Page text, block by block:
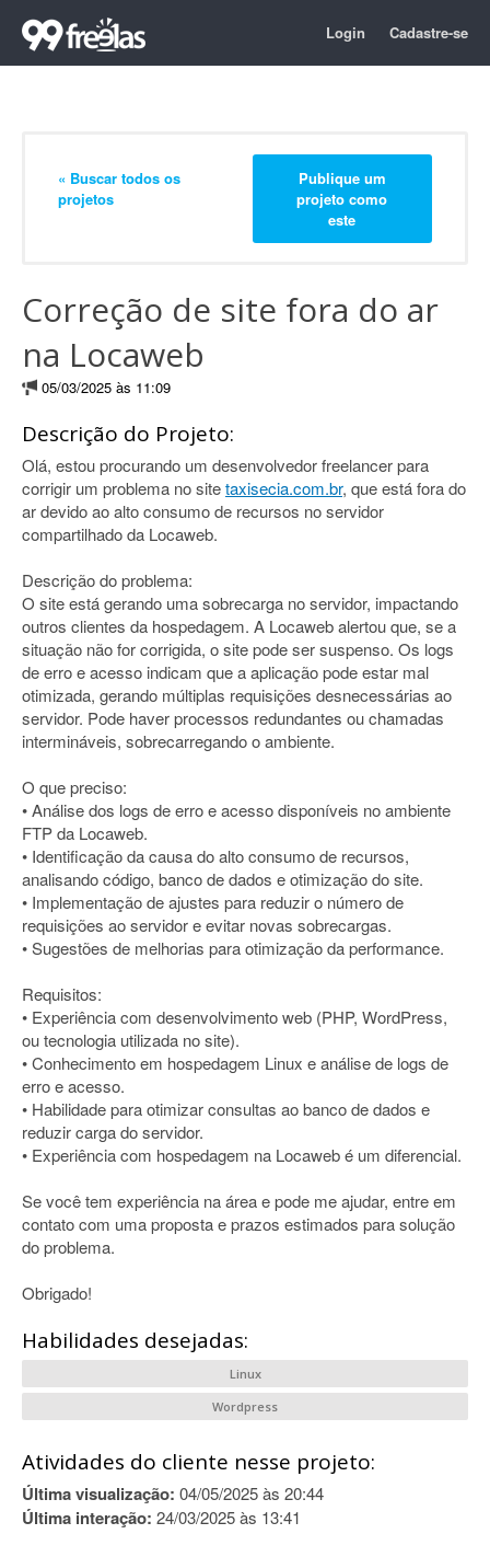
Login Cadastre-se
« Buscar todos os
projetos
Publique um
projeto como
este
Correção de site fora do ar
na Locaweb
05/03/2025 às 11:09
Descrição do Projeto:
Olá, estou procurando um desenvolvedor freelancer para
corrigir um problema no sitetaxisecia.com.br, que está fora do
ar devido ao alto consumo de recursos no servidor
compartilhado da Locaweb.
Descrição do problema:
O site está gerando uma sobrecarga no servidor, impactando
outros clientes da hospedagem. A Locaweb alertou que, se a
situação não for corrigida, o site pode ser suspenso. Os logs
de erro e acesso indicam que a aplicação pode estar mal
otimizada, gerando múltiplas requisições desnecessárias ao
servidor. Pode haver processos redundantes ou chamadas
intermináveis, sobrecarregando o ambiente.
O que preciso:
• Análise dos logs de erro e acesso disponíveis no ambiente
FTP da Locaweb.
• Identificação da causa do alto consumo de recursos,
analisando código, banco de dados e otimização do site.
• Implementação de ajustes para reduzir o número de
requisições ao servidor e evitar novas sobrecargas.
• Sugestões de melhorias para otimização da performance.
Requisitos:
• Experiência com desenvolvimento web (PHP, WordPress,
ou tecnologia utilizada no site).
• Conhecimento em hospedagem Linux e análise de logs de
erro e acesso.
• Habilidade para otimizar consultas ao banco de dados e
reduzir carga do servidor.
• Experiência com hospedagem na Locaweb é um diferencial.
Se você tem experiência na área e pode me ajudar, entre em
contato com uma proposta e prazos estimados para solução
do problema.
Obrigado!
Habilidades desejadas:
Linux
Wordpress
Atividades do cliente nesse projeto:
Última visualização: 04/05/2025 às 20:44
Última interação: 24/03/2025 às 13:41